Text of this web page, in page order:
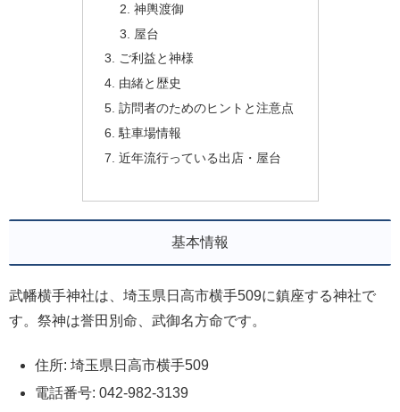
神輿渡御
屋台
ご利益と神様
由緒と歴史
訪問者のためのヒントと注意点
駐車場情報
近年流行っている出店・屋台
基本情報
武幡横手神社は、埼玉県日高市横手509に鎮座する神社で
す。祭神は誉田別命、武御名方命です。
住所: 埼玉県日高市横手509
電話番号: 042-982-3139